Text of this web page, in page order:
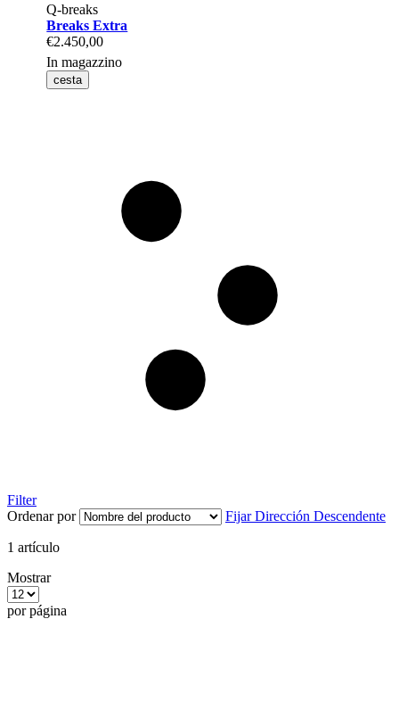
Q-breaks
Breaks Extra
€2.450,00
In magazzino
cesta
Filter
Ordenar por
Fijar Dirección Descendente
1 artículo
Mostrar
por página